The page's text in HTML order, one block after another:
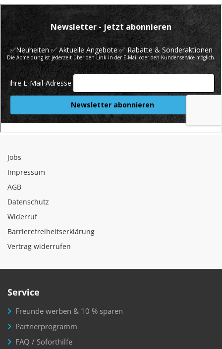
Jobs
Impressum
AGB
Datenschutz
Widerruf
Barrierefreiheitserklärung
Vertrag widerrufen
Service
Freunde werben & 10 % sparen
Partnerprogramm
FAQ / Soforthilfe